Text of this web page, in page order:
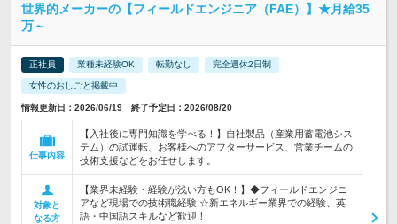
世界的メーカーの【フィールドエンジニア（FAE）】★月給35
万～
正社員 業種未経験OK 転勤なし 完全週休2日制
女性のおしごと掲載中
情報更新日：2026/06/19 終了予定日：2026/08/20
仕事内容
【入社後に専門知識を学べる！】自社製品（産業用蓄電池シス
テム）の試運転、お客様へのアフターサービス、営業チームの
技術支援などをお任せします。
対象と
なる方
【業界未経験・経験が浅い方もOK！】◆フィールドエンジニ
アなど現場での技術職経験 ☆新エネルギー業界での経験、英
語・中国語スキルなど歓迎！